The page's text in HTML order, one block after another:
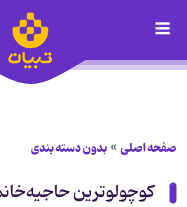
صفحه اصلی بدون دسته بندی
کوچولوترین